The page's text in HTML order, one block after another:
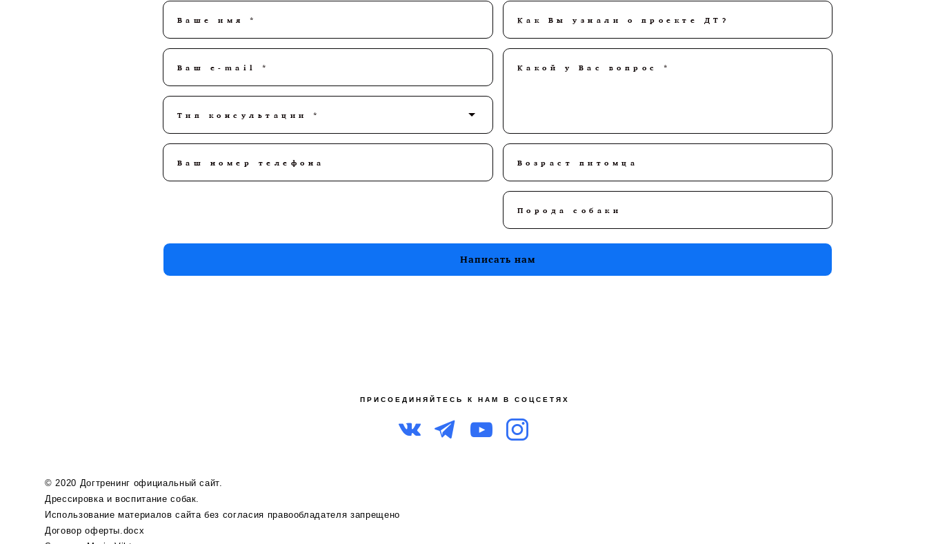
Ваше имя *
Ваш e-mail *
Тип консультации *
Ваш номер телефона
Как Вы узнали о проекте ДТ?
Какой у Вас вопрос *
Возраст питомца
Порода собаки
Написать нам
П Р И С О Е Д И Н Я Й Т Е С Ь К Н А М В С О Ц С Е Т Я Х
© 2020 Догтренинг официальный сайт.
Дрессировка и воспитание собак.
Использование материалов сайта без согласия правообладателя запрещено
Договор оферты.docx